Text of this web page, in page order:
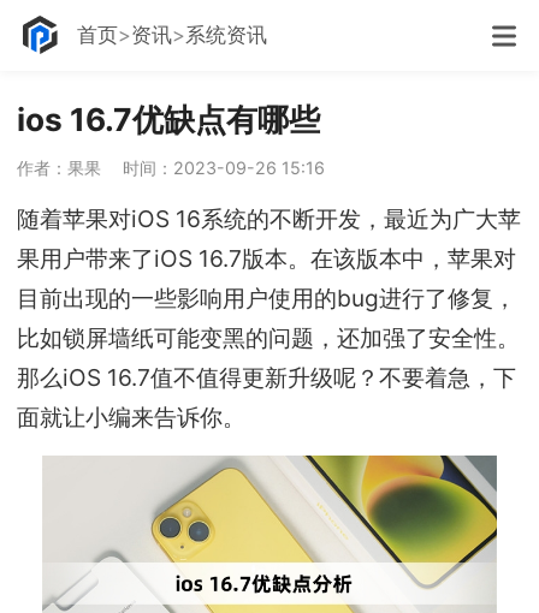
首页 资讯 系统资讯
ios 16.7优缺点有哪些
作者：果果 时间：2023-09-26 15:16
随着苹果对iOS 16系统的不断开发，最近为广大苹
果用户带来了iOS 16.7版本。在该版本中，苹果对
目前出现的一些影响用户使用的bug进行了修复，
比如锁屏墙纸可能变黑的问题，还加强了安全性。
那么iOS 16.7值不值得更新升级呢？不要着急，下
面就让小编来告诉你。